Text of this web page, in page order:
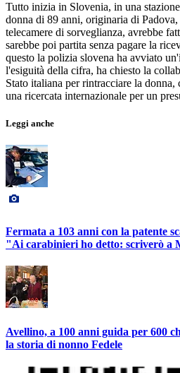
Tutto inizia in Slovenia, in una
donna di 89 anni, originaria di
telecamere di sorveglianza, avrebbe
sarebbe poi partita senza pagare la
questo la polizia slovena ha avviato
l'esiguità della cifra, ha chiesto la
Stato italiana per rintracciare la
una ricercata internazionale per un
Leggi anche
Fermata a 103 anni con la patente
"Ai carabinieri ho detto: scriverò a
Avellino, a 100 anni guida per 600
la storia di nonno Fedele